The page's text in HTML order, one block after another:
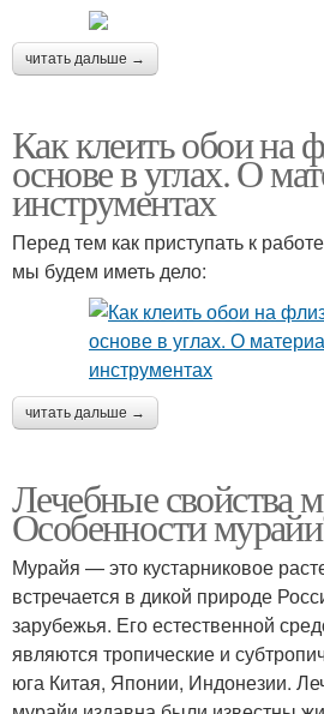
читать дальше →
Как клеить обои на
основе в углах. О
инструментах
Перед тем как приступать к
мы будем иметь дело:
читать дальше →
Лечебные свойства
Особенности мурайи
Мурайя — это кустарниковое
встречается в дикой природе
зарубежья. Его естественной
являются тропические и
юга Китая, Японии, Индонезии.